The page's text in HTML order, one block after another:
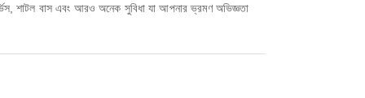
শাটল বাস এবং আরও অনেক সুবিধা যা আপনার ভ্রমণ অভিজ্ঞতা